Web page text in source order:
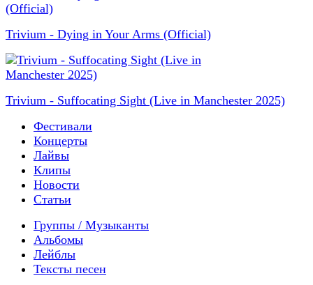
Trivium - Dying in Your Arms (Official)
Trivium - Suffocating Sight (Live in Manchester 2025)
Фестивали
Концерты
Лайвы
Клипы
Новости
Статьи
Группы / Музыканты
Альбомы
Лейблы
Тексты песен